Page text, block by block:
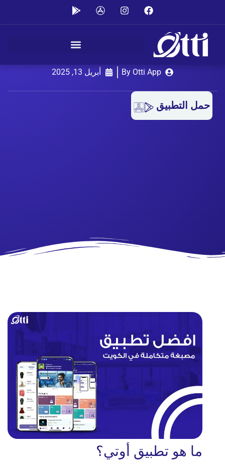
افضل تطبيق مصبغة متكاملة في
By Otti App أبريل 13, 2025
حمل التطبيق
ما هو تطبيق أوتي؟